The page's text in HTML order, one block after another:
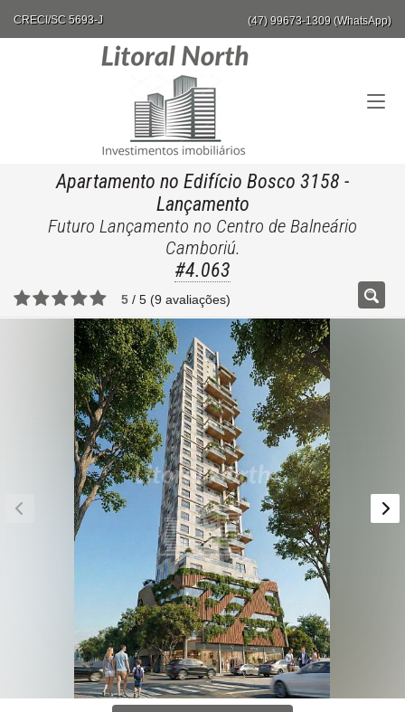
CRECI/SC 5693-J (47) 99673-1309 (WhatsApp)
Apartamento no Edifício Bosco 3158 -
Lançamento
Futuro Lançamento no Centro de Balneário
Camboriú.
#4.063
5 / 5 (9 avaliações)